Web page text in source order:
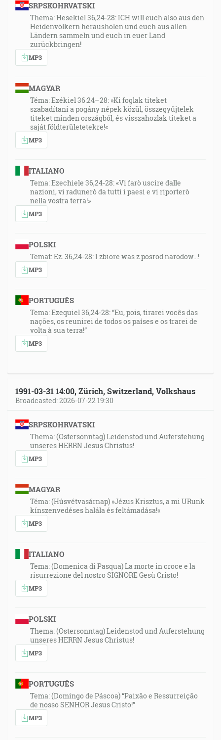
SRPSKOHRVATSKI
Thema: Hesekiel 36,24-28: ICH will euch also aus den
Heidenvölkern herausholen und euch aus allen
Ländern sammeln und euch in euer Land
zurückbringen!
MP3
MAGYAR
Téma: Ezékiel 36:24–28: »Ki foglak titeket
szabadítani a pogány népek közül, összegyűjtelek
titeket minden országból, és visszahozlak titeket a
saját földterületetekre!«
MP3
ITALIANO
Tema: Ezechiele 36,24-28: «Vi farò uscire dalle
nazioni, vi radunerò da tutti i paesi e vi riporterò
nella vostra terra!»
MP3
POLSKI
Temat: Ez. 36,24-28: I zbiore was z posrod narodow...!
MP3
PORTUGUÊS
Tema: Ezequiel 36,24-28: “Eu, pois, tirarei vocês das
nações, os reunirei de todos os países e os trarei de
volta à sua terra!”
MP3
1991-03-31 14:00, Zürich, Switzerland, Volkshaus
Broadcasted: 2026-07-22 19:30
SRPSKOHRVATSKI
Thema: (Ostersonntag) Leidenstod und Auferstehung
unseres HERRN Jesus Christus!
MP3
MAGYAR
Téma: (Húsvétvasárnap) »Jézus Krisztus, a mi URunk
kínszenvedéses halála és feltámadása!«
MP3
ITALIANO
Tema: (Domenica di Pasqua) La morte in croce e la
risurrezione del nostro SIGNORE Gesù Cristo!
MP3
POLSKI
Thema: (Ostersonntag) Leidenstod und Auferstehung
unseres HERRN Jesus Christus!
MP3
PORTUGUÊS
Tema: (Domingo de Páscoa) “Paixão e Ressurreição
de nosso SENHOR Jesus Cristo!”
MP3